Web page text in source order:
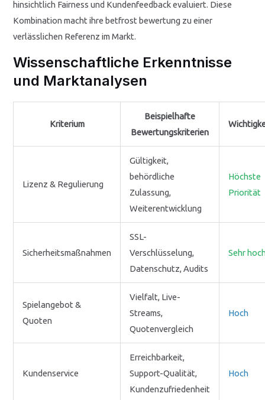
hinsichtlich Fairness und Kundenfeedback evaluiert. Diese
Kombination macht ihre betfrost bewertung zu einer
verlässlichen Referenz im Markt.
Wissenschaftliche Erkenntnisse
und Marktanalysen
Kriterium
Beispielhafte
Bewertungskriterien
Lizenz & Regulierung
Gültigkeit,
behördliche
Zulassung,
Weiterentwicklung
Höchste
Priorität
Sicherheitsmaßnahmen
SSL-
Verschlüsselung,
Datenschutz, Audits
Sehr
Spielangebot &
Quoten
Vielfalt, Live-
Streams,
Quotenvergleich
Hoch
Kundenservice
Erreichbarkeit,
Support-Qualität,
Kundenzufriedenheit
Hoch